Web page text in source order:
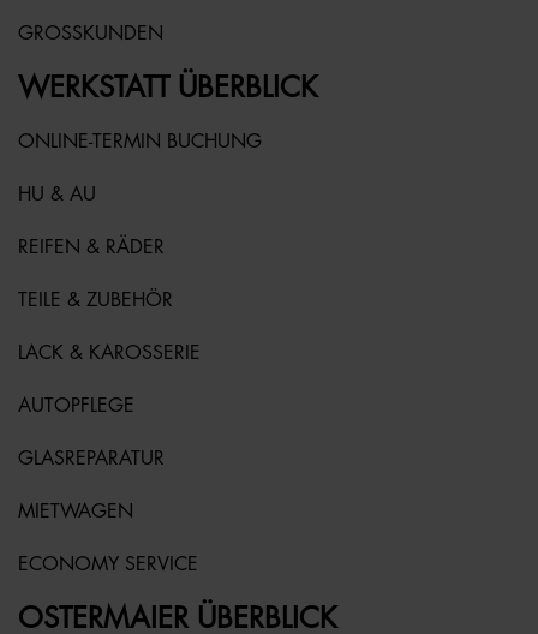
GROSSKUNDEN
WERKSTATT ÜBERBLICK
ONLINE-TERMIN BUCHUNG
HU & AU
REIFEN & RÄDER
TEILE & ZUBEHÖR
LACK & KAROSSERIE
AUTOPFLEGE
GLASREPARATUR
MIETWAGEN
ECONOMY SERVICE
OSTERMAIER ÜBERBLICK